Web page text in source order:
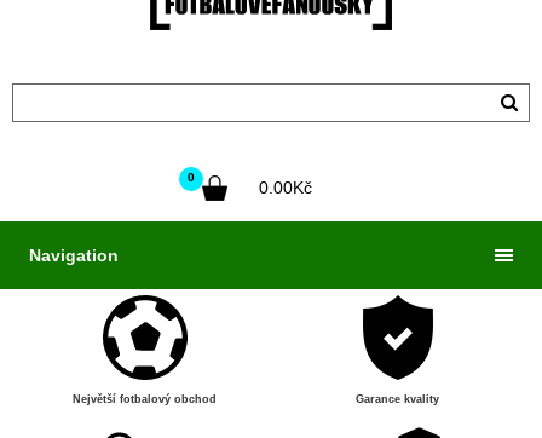
0
0.00Kč
Navigation
Největší fotbalový obchod Garance kvality